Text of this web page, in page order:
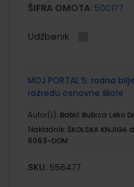
ŠIFRA OMOTA: 500177
Udžbenik
MOJ PORTAL 5; radna
razredu osnovne škole
Autor(i): Babić Bubica Leko
Nakladnik: ŠKOLSKA KNJIGA
6063-DOM
SKU: 556477